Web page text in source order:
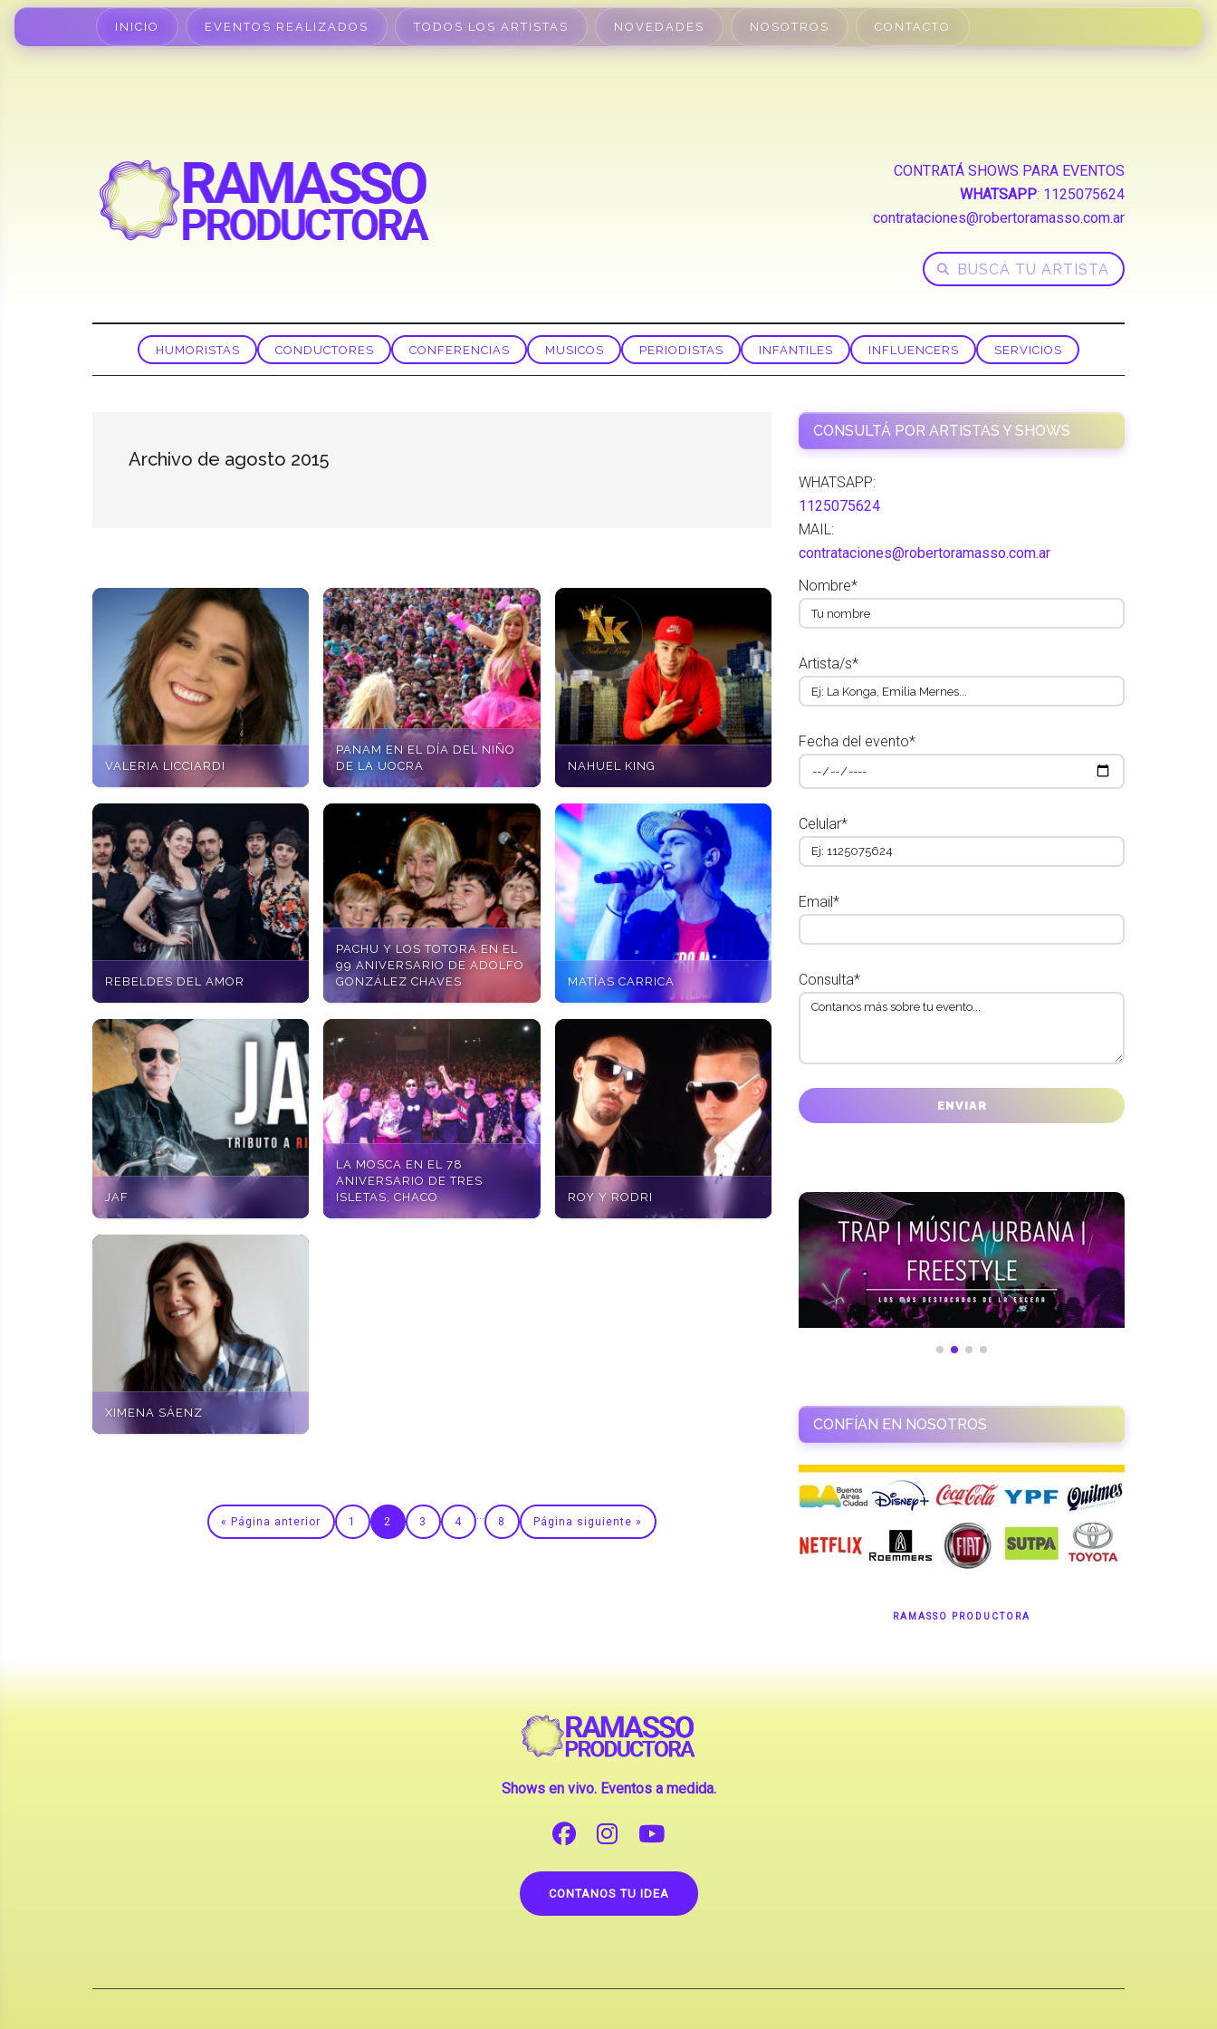
INICIO EVENTOS REALIZADOS TODOS LOS ARTISTAS NOVEDADES NOSOTROS CONTACTO
CONTRATÁ SHOWS PARA EVENTOS
WHATSAPP: 1125075624
contrataciones@robertoramasso.com.ar
HUMORISTAS CONDUCTORES CONFERENCIAS MUSICOS PERIODISTAS INFANTILES INFLUENCERS SERVICIOS
Archivo de agosto 2015
VALERIA LICCIARDI
PANAM EN EL DÍA DEL NIÑO
DE LA UOCRA
NAHUEL KING
REBELDES DEL AMOR
PACHU Y LOS TOTORA EN EL
99 ANIVERSARIO DE ADOLFO
GONZÁLEZ CHAVES
MATÍAS CARRICA
JAF
LA MOSCA EN EL 78
ANIVERSARIO DE TRES
ISLETAS, CHACO
ROY Y RODRI
XIMENA SÁENZ
« Página anterior 1 2 3 4 … 8 Página siguiente »
CONSULTÁ POR ARTISTAS Y SHOWS
WHATSAPP:
1125075624
MAIL:
contrataciones@robertoramasso.com.ar
Nombre*
Artista/s*
Fecha del evento*
Celular*
Email*
Consulta*
CONFÍAN EN NOSOTROS
RAMASSO PRODUCTORA
Shows en vivo. Eventos a medida.
CONTANOS TU IDEA